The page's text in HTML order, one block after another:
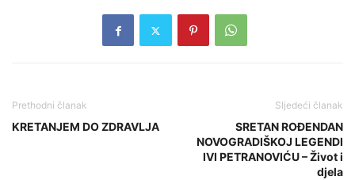
Prethodni članak
KRETANJEM DO ZDRAVLJA
Sljedeći članak
SRETAN ROĐENDAN
NOVOGRADIŠKOJ LEGENDI
IVI PETRANOVIĆU – Život i
djela